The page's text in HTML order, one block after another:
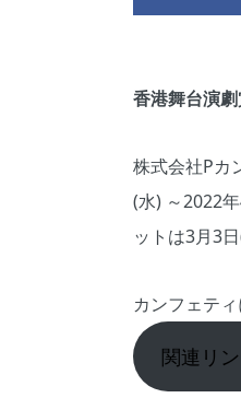
香港舞台演
株式会社Pカ
(水) ～2022
ットは3月3
カンフェテ
関連リ